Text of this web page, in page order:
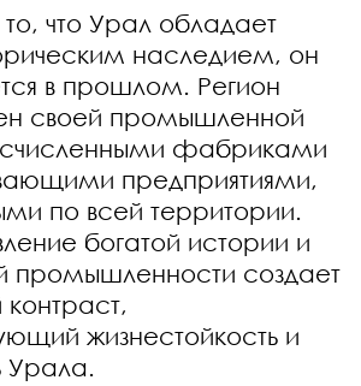
что Урал обладает
наследием, он
в прошлом. Регион
своей промышленной
фабриками
предприятиями,
по всей территории.
богатой истории и
промышленности создает
жизнестойкость и
Урала.